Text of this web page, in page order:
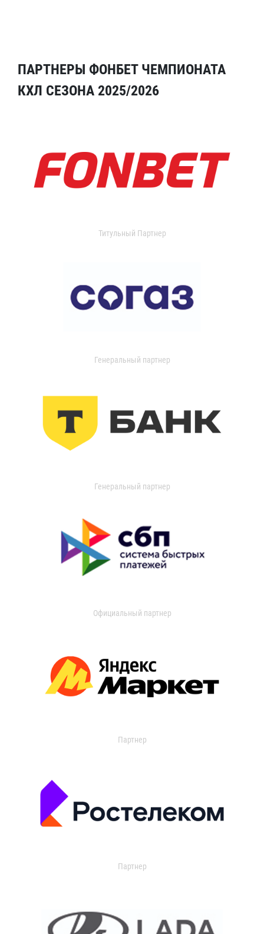
ПАРТНЕРЫ ФОНБЕТ ЧЕМПИОНАТА
КХЛ СЕЗОНА 2025/2026
Титульный Партнер
Генеральный партнер
Генеральный партнер
Официальный партнер
Партнер
Партнер